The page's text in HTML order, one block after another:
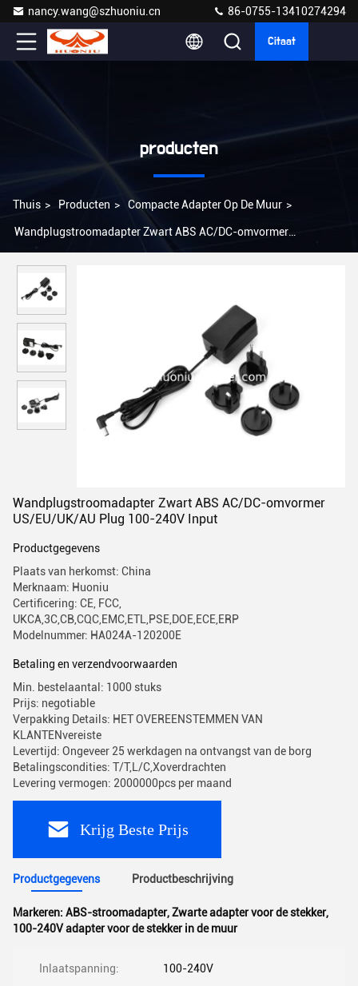
nancy.wang@szhuoniu.cn 86-0755-13410274294
Citaat
producten
Thuis > Producten > Compacte Adapter Op De Muur >
Wandplugstroomadapter Zwart ABS AC/DC-omvormer
Wandplugstroomadapter Zwart ABS AC/DC-omvormer
US/EU/UK/AU Plug 100-240V Input
Productgegevens
Plaats van herkomst: China
Merknaam: Huoniu
Certificering: CE, FCC,
UKCA,3C,CB,CQC,EMC,ETL,PSE,DOE,ECE,ERP
Modelnummer: HA024A-120200E
Betaling en verzendvoorwaarden
Min. bestelaantal: 1000 stuks
Prijs: negotiable
Verpakking Details: HET OVEREENSTEMMEN VAN
KLANTENvereiste
Levertijd: Ongeveer 25 werkdagen na ontvangst van de borg
Betalingscondities: T/T,L/C,Xoverdrachten
Levering vermogen: 2000000pcs per maand
Krijg Beste Prijs
Productgegevens Productbeschrijving
Markeren: ABS-stroomadapter,Zwarte adapter voor de stekker,
100-240V adapter voor de stekker in de muur
Inlaatspanning: 100-240V